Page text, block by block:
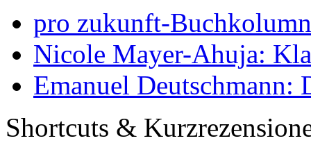
pro zukunft-
Nicole Mayer-Ahuja:
Emanuel Deutschmann:
Shortcuts &